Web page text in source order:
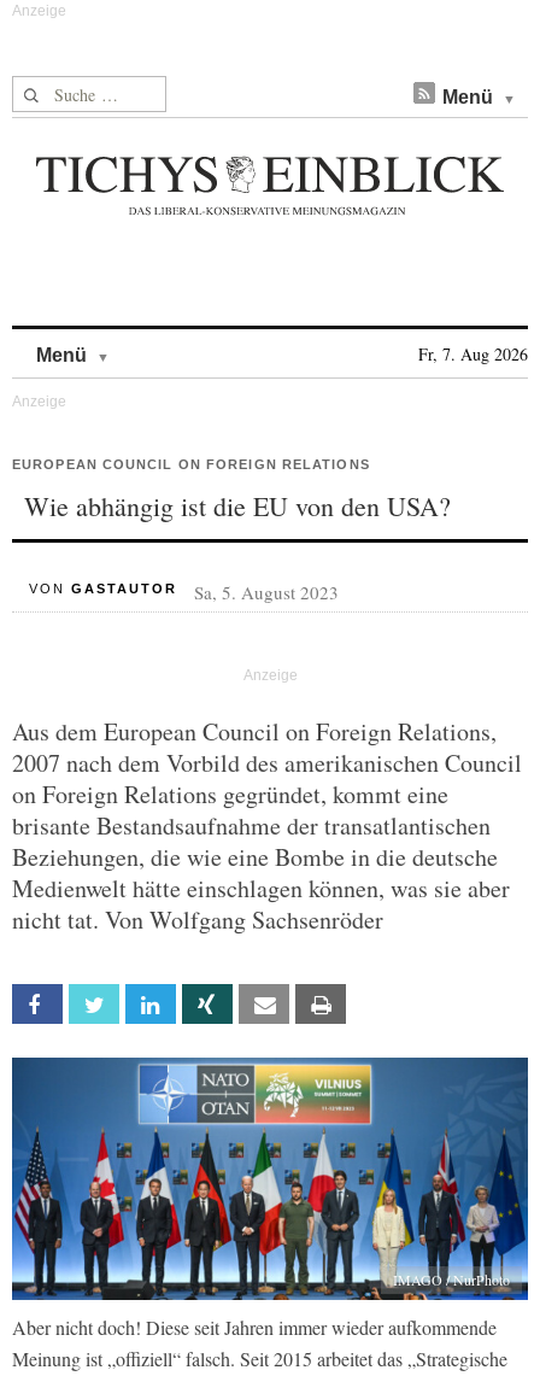
Suche nach: Menü
Menü Fr, 7. Aug 2026
EUROPEAN COUNCIL ON FOREIGN RELATIONS
Wie abhängig ist die EU von den USA?
VON GASTAUTOR Sa, 5. August 2023
Aus dem European Council on Foreign Relations,
2007 nach dem Vorbild des amerikanischen Council
on Foreign Relations gegründet, kommt eine
brisante Bestandsaufnahme der transatlantischen
Beziehungen, die wie eine Bombe in die deutsche
Medienwelt hätte einschlagen können, was sie aber
nicht tat. Von Wolfgang Sachsenröder
Facebook Twitter Linkedin Xing Email
IMAGO / NurPhoto
Aber nicht doch! Diese seit Jahren immer wieder aufkommende
Meinung ist „offiziell“ falsch. Seit 2015 arbeitet das „Strategische